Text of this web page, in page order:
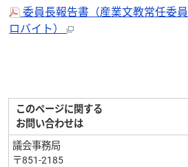
委員長報告書（産業文教常任委
ロバイト）
このページに関する
お問い合わせは
議会事務局
〒851-2185